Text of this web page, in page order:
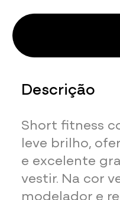
Descrição
Short fitness
leve brilho,
e excelente
vestir. Na cor
modelador e